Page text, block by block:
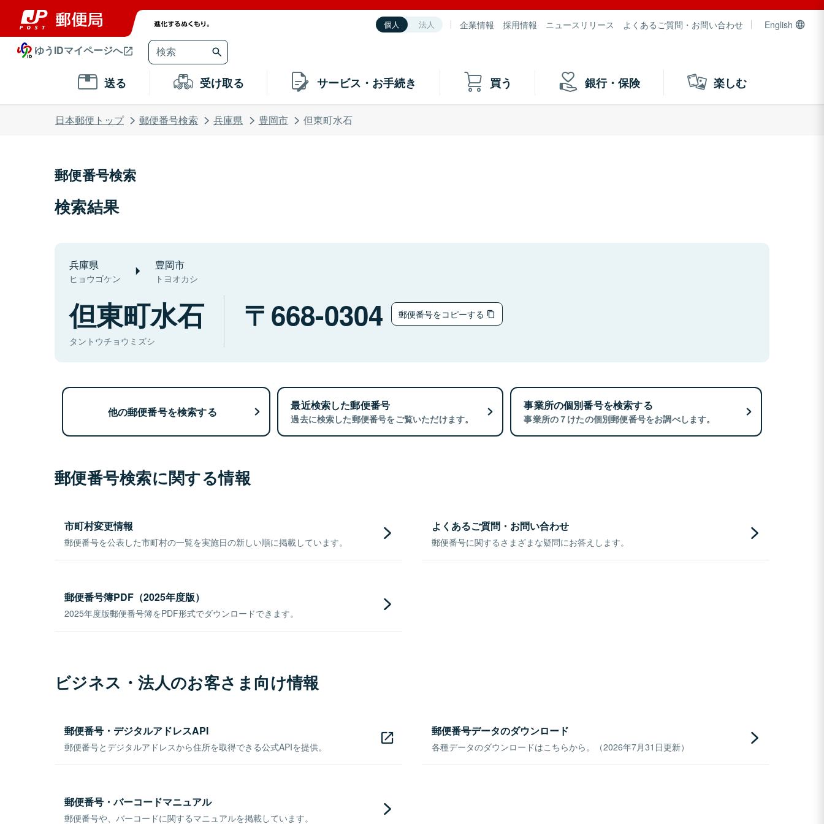
個人 法人 企業情報 採用情報 ニュースリリース よくあるご質問・お問い合わせ English
ゆうIDマイページへ
送る 受け取る サービス・お手続き 買う 銀行・保険 楽しむ
日本郵便トップ 郵便番号検索 兵庫県 豊岡市 但東町水石
郵便番号検索
検索結果
兵庫県
ヒョウゴケン
豊岡市
トヨオカシ
但東町水石
タントウチョウミズシ
668-0304 郵便番号をコピーする
他の郵便番号を検索する 最近検索した郵便番号
過去に検索した郵便番号をご覧いただけます。
事業所の個別番号を検索する
事業所の７けたの個別郵便番号をお調べします。
郵便番号検索に関する情報
市町村変更情報
郵便番号を公表した市町村の一覧を実施日の新しい順に掲載しています。
よくあるご質問・お問い合わせ
郵便番号に関するさまざまな疑問にお答えします。
郵便番号簿PDF（2025年度版）
2025年度版郵便番号簿をPDF形式でダウンロードできます。
ビジネス・法人のお客さま向け情報
郵便番号・デジタルアドレスAPI
郵便番号とデジタルアドレスから住所を取得できる公式APIを提供。
郵便番号データのダウンロード
各種データのダウンロードはこちらから。（2026年7月31日更新）
郵便番号・バーコードマニュアル
郵便番号や、バーコードに関するマニュアルを掲載しています。